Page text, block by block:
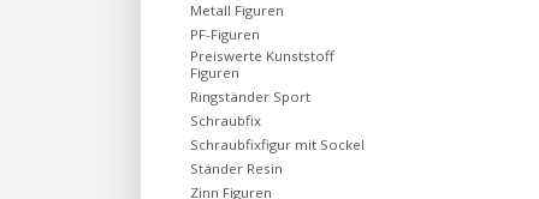
Metall Figuren
PF-Figuren
Preiswerte Kunststoff
Figuren
Ringständer Sport
Schraubfix
Schraubfixfigur mit Sockel
Ständer Resin
Zinn Figuren